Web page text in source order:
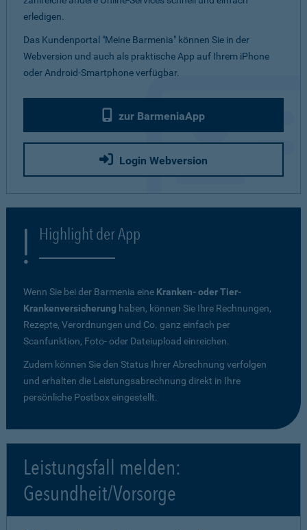
erledigen.
Das Kundenportal "Meine Barmenia" können Sie in der
Webversion und auch als praktische App auf Ihrem iPhone
oder Android-Smartphone verfügbar.
zur BarmeniaApp
Login Webversion
Highlight der App
Wenn Sie bei der Barmenia eine Kranken- oder Tier-
Krankenversicherung haben, können Sie Ihre Rechnungen,
Rezepte, Verordnungen und Co. ganz einfach per
Scanfunktion, Foto- oder Dateiupload einreichen.
Zudem können Sie den Status Ihrer Abrechnung verfolgen
und erhalten die Leistungsabrechnung direkt in Ihre
persönliche Postbox eingestellt.
Leistungsfall melden:
Gesundheit/Vorsorge